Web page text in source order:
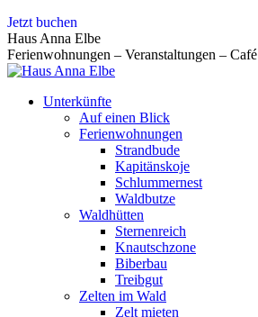
Zum
Inhalt
springen
Jetzt buchen
Haus Anna Elbe
Ferienwohnungen – Veranstaltungen – Café
Unterkünfte
Auf einen Blick
Ferienwohnungen
Strandbude
Kapitänskoje
Schlummernest
Waldbutze
Waldhütten
Sternenreich
Knautschzone
Biberbau
Treibgut
Zelten im Wald
Zelt mieten